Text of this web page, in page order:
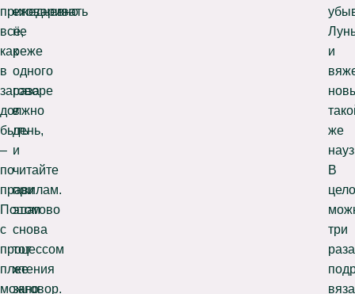
приговаривать
всё,
как
в
заговоре
должно
быть
–
по
правилам.
Пошагово
с
процессом
плетения
можно
ежедневно
не
реже
одного
раза
в
день,
и
читайте
при
этом
снова
тот
же
заговор.
и
же
В
три
раза